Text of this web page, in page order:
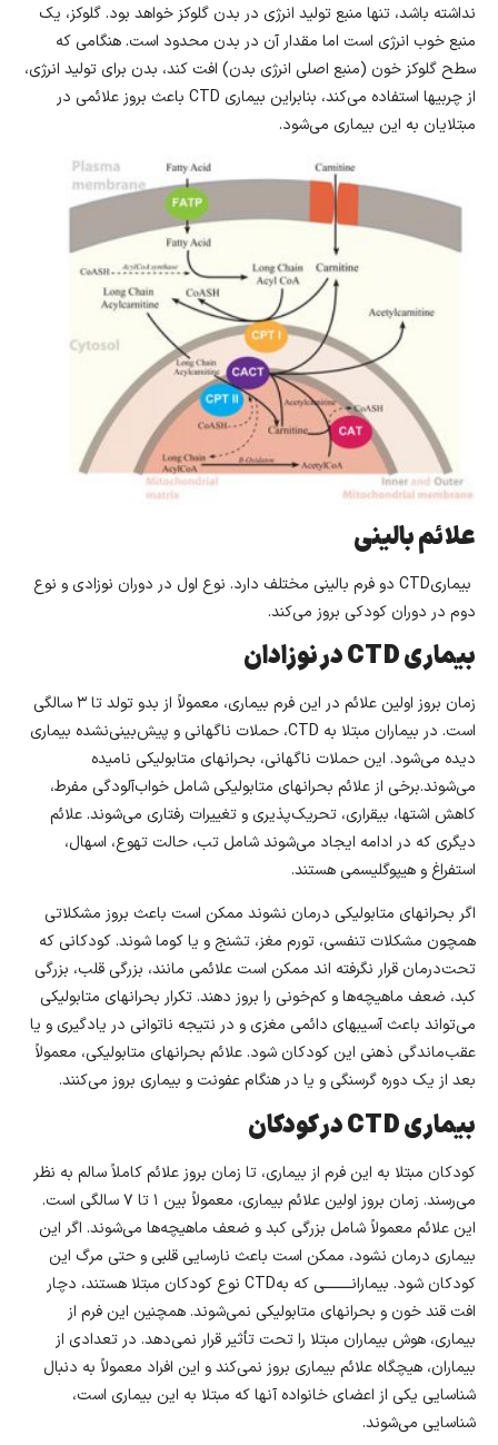
نداشته باشد، تنها منبع تولید انرژی در بدن گلوکز خواهد بود. گلوکز، یک
منبع خوب انرژی است اما مقدار آن در بدن محدود است. هنگامی که
سطح گلوکز خون (منبع اصلی انرژی بدن) افت کند، بدن برای تولید انرژی،
از چربیها استفاده می‌کند، بنابراین بیماری CTD باعث بروز علائمی در
مبتلایان به این بیماری می‌شود.
علائم بالینی
بیماریCTD دو فرم بالینی مختلف دارد. نوع اول در دوران نوزادی و نوع
دوم در دوران کودکی بروز می‌کند.
بیماریCTDدر نوزادان
زمان بروز اولین علائم در این فرم بیماری، معمولاً از بدو تولد تا ۳ سالگی
است. در بیماران مبتلا به CTD، حملات ناگهانی و پیش‌بینی‌نشده بیماری
دیده می‌شود. این حملات ناگهانی، بحرانهای متابولیکی نامیده
می‌شوند.برخی از علائم بحرانهای متابولیکی شامل خواب‌آلودگی مفرط،
کاهش اشتها، بیقراری، تحریک‌پذیری و تغییرات رفتاری می‌شوند. علائم
دیگری که در ادامه ایجاد می‌شوند شامل تب، حالت تهوع، اسهال،
استفراغ و هیپوگلیسمی هستند.
اگر بحرانهای متابولیکی درمان نشوند ممکن است باعث بروز مشکلاتی
همچون مشکلات تنفسی، تورم مغز، تشنج و یا کوما شوند. کودکانی که
تحت‌درمان قرار نگرفته اند ممکن است علائمی مانند، بزرگی قلب، بزرگی
کبد، ضعف ماهیچه‌ها و کم‌خونی را بروز دهند. تکرار بحرانهای متابولیکی
می‌تواند باعث آسیبهای دائمی مغزی و در نتیجه ناتوانی در یادگیری و یا
عقب‌ماندگی ذهنی این کودکان شود. علائم بحرانهای متابولیکی، معمولاً
بعد از یک دوره گرسنگی و یا در هنگام عفونت و بیماری بروز می‌کنند.
بیماریCTDدر کودکان
کودکان مبتلا به این فرم از بیماری، تا زمان بروز علائم کاملاً سالم به نظر
می‌رسند. زمان بروز اولین علائم بیماری، معمولاً بین ۱ تا ۷ سالگی است.
این علائم معمولاً شامل بزرگی کبد و ضعف ماهیچه‌ها می‌شوند. اگر این
بیماری درمان نشود، ممکن است باعث نارسایی قلبی و حتی مرگ این
کودکان شود. بیمارانــــــــی که بهCTD نوع کودکان مبتلا هستند، دچار
افت قند خون و بحرانهای متابولیکی نمی‌شوند. همچنین این فرم از
بیماری، هوش بیماران مبتلا را تحت تأثیر قرار نمی‌دهد. در تعدادی از
بیماران، هیچگاه علائم بیماری بروز نمی‌کند و این افراد معمولاً به دنبال
شناسایی یکی از اعضای خانواده آنها که مبتلا به این بیماری است،
شناسایی می‌شوند.